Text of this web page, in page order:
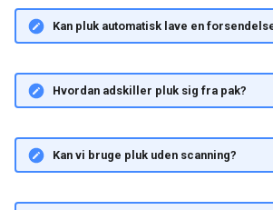
Kan pluk automatisk lave en
Hvordan adskiller pluk sig fra pak?
Kan vi bruge pluk uden scanning?